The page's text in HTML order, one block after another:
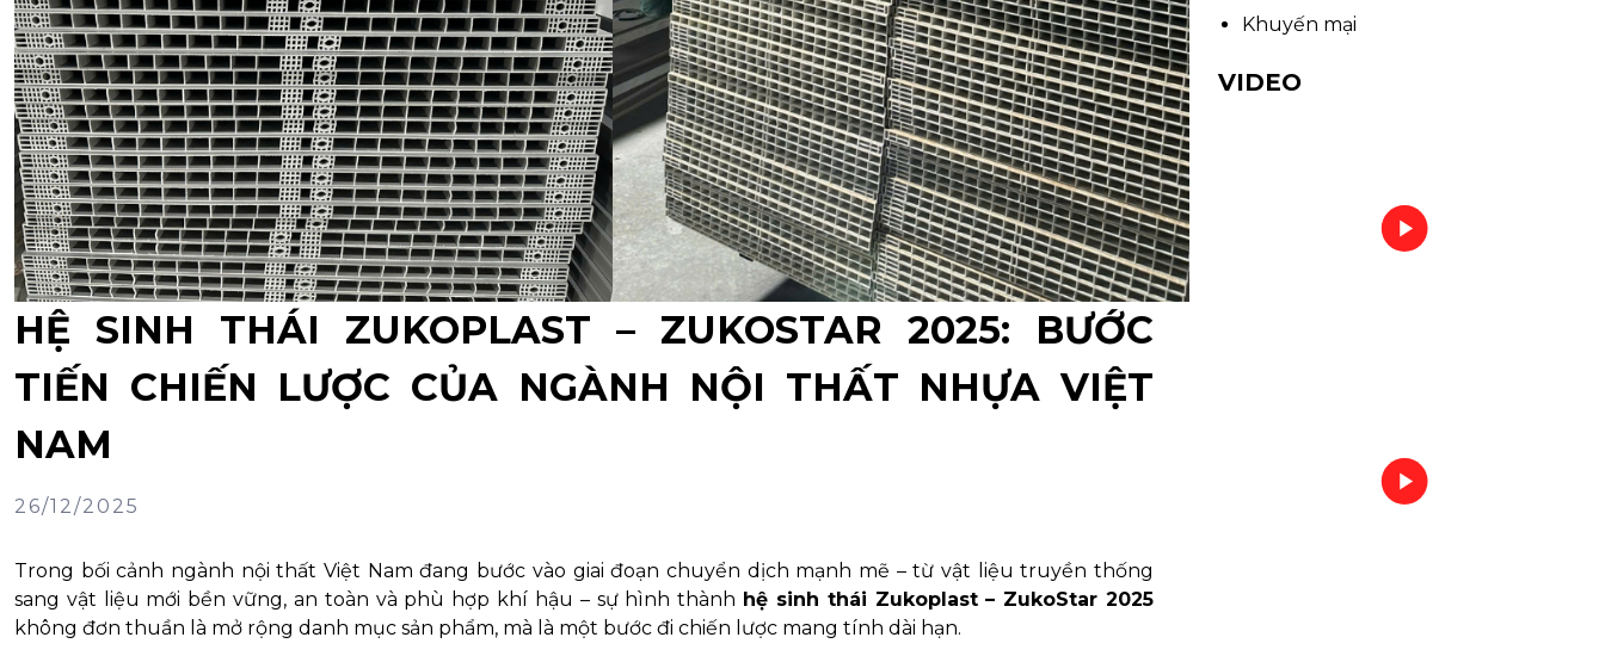
HỆ SINH THÁI ZUKOPLAST – ZUKOSTAR 2025: BƯỚC
TIẾN CHIẾN LƯỢC CỦA NGÀNH NỘI THẤT NHỰA VIỆT
NAM
26/12/2025
Trong bối cảnh ngành nội thất Việt Nam đang bước vào giai đoạn chuyển dịch mạnh mẽ – từ vật liệu truyền thống
sang vật liệu mới bền vững, an toàn và phù hợp khí hậu – sự hình thành hệ sinh thái Zukoplast – ZukoStar 2025
không đơn thuần là mở rộng danh mục sản phẩm, mà là một bước đi chiến lược mang tính dài hạn.
Khuyến mại
VIDEO